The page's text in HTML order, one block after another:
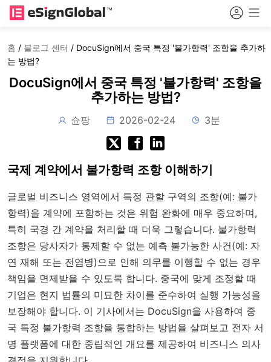
홈 / 블로그 센터 / DocuSign에서 중국 특정 '불가항력' 조항을 추가하
는 방법?
DocuSign에서 중국 특정 '불가항력' 조항을
추가하는 방법?
슌팡 2026-02-24 3분
국제 계약에서 불가항력 조항 이해하기
글로벌 비즈니스 영역에서 특정 관할 구역의 조항(예: 불가
항력)을 계약에 포함하는 것은 위험 완화에 매우 중요하며,
특히 국경 간 계약을 처리할 때 더욱 그렇습니다. 불가항력
조항은 당사자가 통제할 수 없는 예측 불가능한 사건(예: 자
연 재해 또는 전염병)으로 인해 의무를 이행할 수 없는 경우
책임을 면제받을 수 있도록 합니다. 중국에 맞게 조정할 때
기업은 현지 법률의 미묘한 차이를 준수하여 실행 가능성을
보장해야 합니다. 이 기사에서는 DocuSign을 사용하여 중
국 특정 불가항력 조항을 통합하는 방법을 살펴보고 전자 서
명 플랫폼에 대한 중립적인 개요를 제공하여 비즈니스 의사